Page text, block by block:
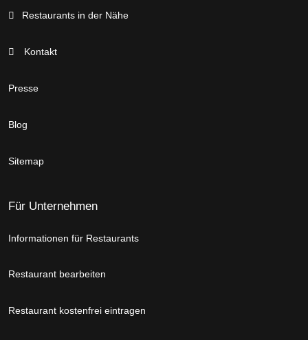
Restaurants in der Nähe
Kontakt
Presse
Blog
Sitemap
Für Unternehmen
Informationen für Restaurants
Restaurant bearbeiten
Restaurant kostenfrei eintragen